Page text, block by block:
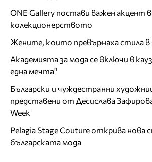
ONE Gallery постави важен акцент
колекционерството
Жените, които превърнаха стила
Академията за мода се включи в
една мечта"
Български и чуждестранни
представени от Десислава
Week
Pelagia Stage Couture открива нова
българската мода